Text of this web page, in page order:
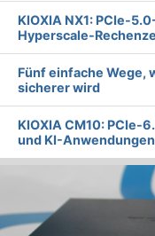
KIOXIA NX1: PCIe-
Hyperscale-
Fünf einfache Wege,
sicherer wird
KIOXIA CM10: PCIe-
und KI-Anwendungen